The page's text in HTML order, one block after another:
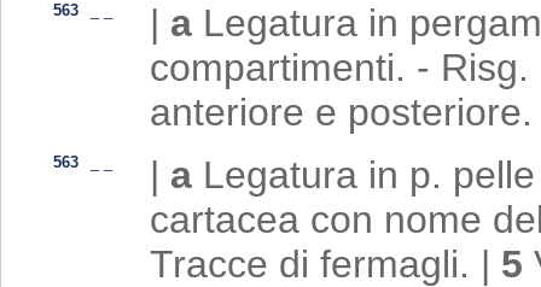
563 | a Legatura in
compartimenti. -
anteriore e
563 | a Legatura in p.
cartacea con nome
Tracce di fermagli. | 5